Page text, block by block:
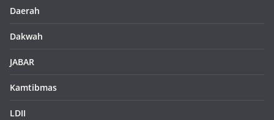
Daerah
Dakwah
JABAR
Kamtibmas
LDII